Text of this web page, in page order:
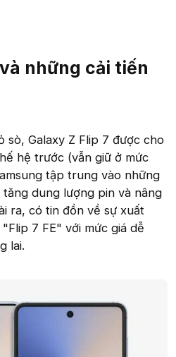
những cải tiến
sò, Galaxy Z Flip 7 được cho
hệ trước (vẫn giữ ở mức
tập trung vào những
dung lượng pin và nâng
ra, có tin đồn về sự xuất
7 FE" với mức giá dễ
lai.